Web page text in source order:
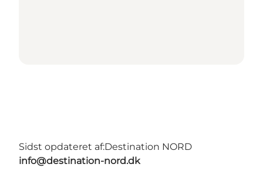
Sidst opdateret af:Destination NORD
info@destination-nord.dk